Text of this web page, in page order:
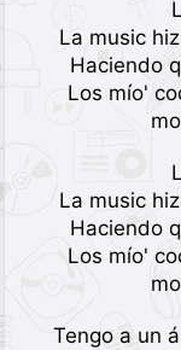
La music
Haciendo
Los mío'
La music
Haciendo
Los mío'
Tengo a un